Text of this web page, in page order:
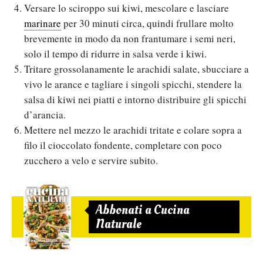
Versare lo sciroppo sui kiwi, mescolare e lasciare
marinare per 30 minuti circa, quindi frullare molto
brevemente in modo da non frantumare i semi neri,
solo il tempo di ridurre in salsa verde i kiwi.
Tritare grossolanamente le arachidi salate, sbucciare a
vivo le arance e tagliare i singoli spicchi, stendere la
salsa di kiwi nei piatti e intorno distribuire gli spicchi
d’arancia.
Mettere nel mezzo le arachidi tritate e colare sopra a
filo il cioccolato fondente, completare con poco
zucchero a velo e servire subito.
Abbonati a Cucina
Naturale